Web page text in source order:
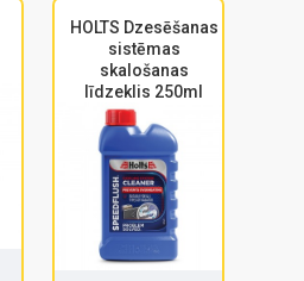
HOLTS Dzesēšanas
sistēmas
skalošanas
līdzeklis 250ml